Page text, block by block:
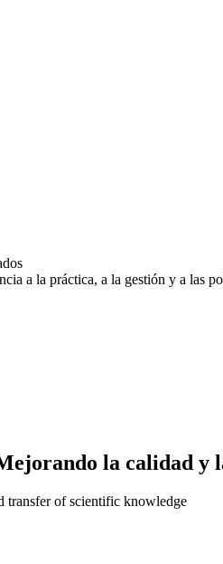
a la práctica, a la gestión y a las
la calidad y
transfer of scientific knowledge